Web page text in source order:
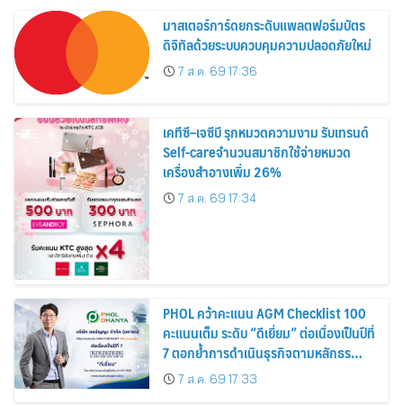
มาสเตอร์การ์ดยกระดับแพลตฟอร์มบัตร
ดิจิทัลด้วยระบบควบคุมความปลอดภัยใหม่
7 ส.ค. 69 17:36
เคทีซี–เจซีบี รุกหมวดความงาม รับเทรนด์
Self-careจำนวนสมาชิกใช้จ่ายหมวด
เครื่องสำอางเพิ่ม 26%
7 ส.ค. 69 17:34
PHOL คว้าคะแนน AGM Checklist 100
คะแนนเต็ม ระดับ “ดีเยี่ยม” ต่อเนื่องเป็นปีที่
7 ตอกย้ำการดำเนินธุรกิจตามหลักธร
รมาภิบาล โปร่งใส สร้างความเชื่อมั่นผู้ถือ
หุ้น
7 ส.ค. 69 17:33